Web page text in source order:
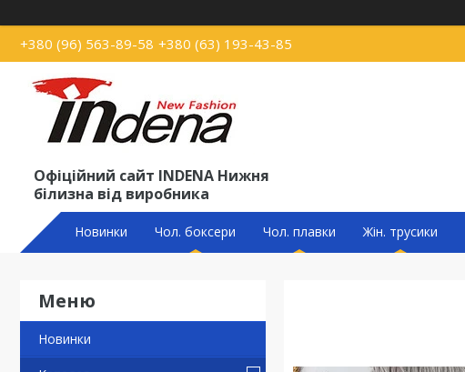
+380 (96) 563-89-58 +380 (63) 193-43-85
Офіційний сайт INDENA Нижня
білизна від виробника
Новинки Чол. боксери Чол. плавки Жін. трусики
Новинки